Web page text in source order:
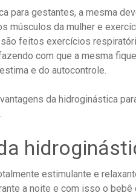
para gestantes, a mesma
músculos da mulher e
feitos exercícios
com que a mesma
e do autocontrole.
da hidroginástica
estimulante e
a noite e com isso o